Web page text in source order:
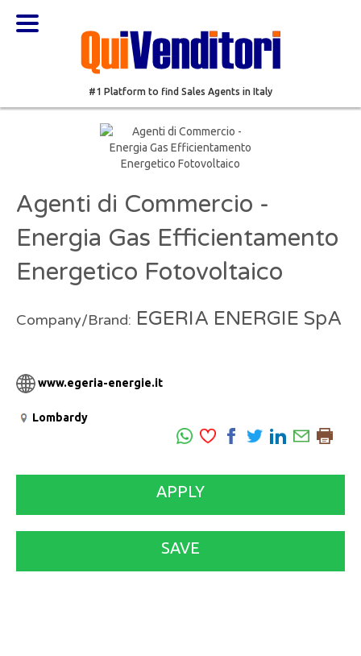
#1 Platform to find Sales Agents in Italy
Agenti di Commercio -
Energia Gas Efficientamento
Energetico Fotovoltaico
Company/Brand: EGERIA ENERGIE SpA
www.egeria-energie.it
Lombardy
APPLY
SAVE